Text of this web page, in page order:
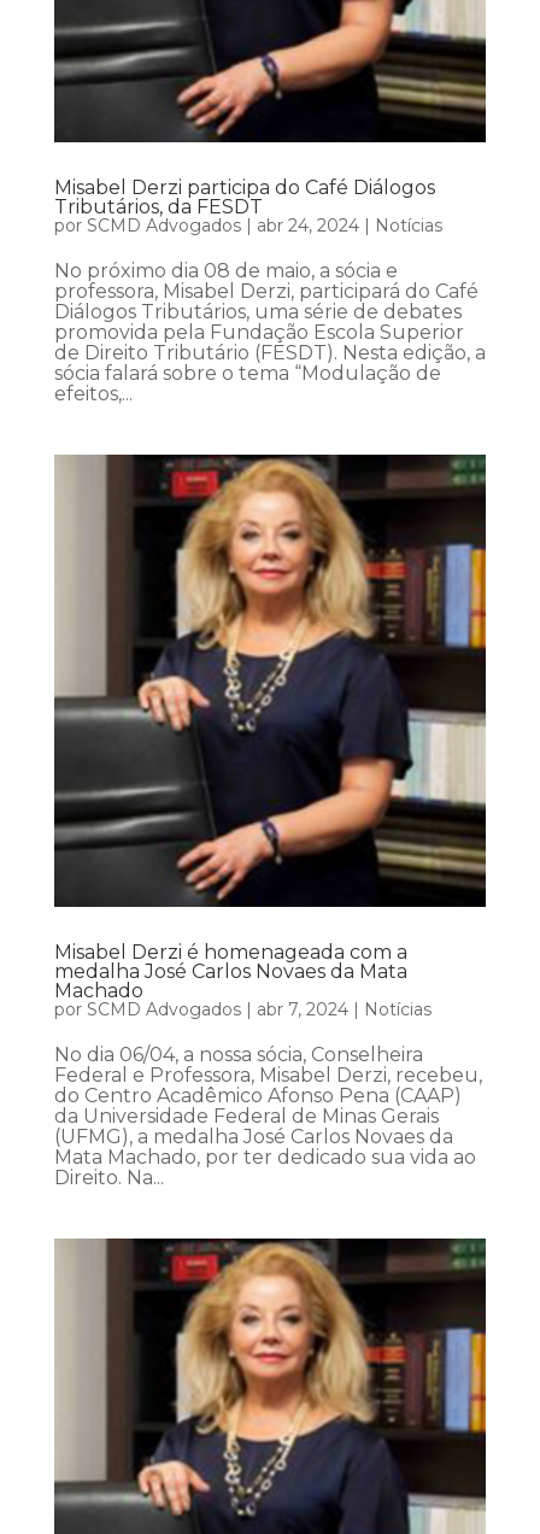
Misabel Derzi participa do Café Diálogos
Tributários, da FESDT
por SCMD Advogados| abr 24, 2024| Notícias
No próximo dia 08 de maio, a sócia e
professora, Misabel Derzi, participará do Café
Diálogos Tributários, uma série de debates
promovida pela Fundação Escola Superior
de Direito Tributário (FESDT). Nesta edição, a
sócia falará sobre o tema “Modulação de
efeitos,...
Misabel Derzi é homenageada com a
medalha José Carlos Novaes da Mata
Machado
por SCMD Advogados| abr 7, 2024| Notícias
No dia 06/04, a nossa sócia, Conselheira
Federal e Professora, Misabel Derzi, recebeu,
do Centro Acadêmico Afonso Pena (CAAP)
da Universidade Federal de Minas Gerais
(UFMG), a medalha José Carlos Novaes da
Mata Machado, por ter dedicado sua vida ao
Direito. Na...